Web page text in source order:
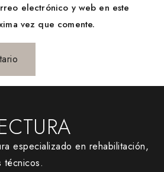
electrónico y web en este
vez que comente.
especializado en rehabilitación,
técnicos.